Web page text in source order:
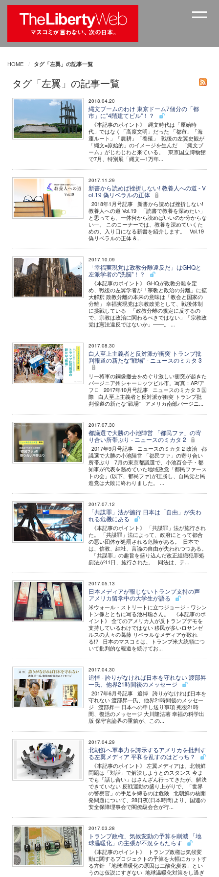
HOME タグ「左翼」の記事一覧
タグ「左翼」の記事一覧
2018.04.20
縄文ブームのわけ 東京ドーム7個分の「都
市」に"4階建てビル"！？
《本記事のポイント》 縄文時代は「原始時
代」ではなく「高度文明」だった 「都市」「海
運ルート」「農耕」「養殖」 戦後の左翼史観が
「縄文=原始的」のイメージを生んだ 「縄文ブ
ーム」がじわじわと来ている。 東京国立博物館
で7月、特別展「縄文―1万年...
2017.11.29
新書から読めば挫折しない! 教養人への道 - V
ol.19 偽リベラルの正体
2018年1月号記事 新書から読めば挫折しない!
教養人への道 Vol.19 「読書で教養を深めたい」
と思っても、一体何から読めばいいのか分からな
い―。 このコーナーでは、教養を深めていくた
めの、入り口になる新書を紹介します。 Vol.19
偽リベラルの正体 &...
2017.10.09
「幸福実現党は政教分離違反だ」はGHQと
左派学者の"洗脳"！？
《本記事のポイント》 GHQが政教分離を定
め、戦後の左翼学者が「宗教と政治の分離」に拡
大解釈 政教分離の本来の意味は「教会と国家の
分離」 幸福実現党は宗教政党として、戦後体制
に挑戦している 「政教分離の規定に反するの
で、宗教は政治に関わるべきではない」「宗教政
党は憲法違反ではないか」――。 ...
2017.08.30
白人至上主義者と反対派が衝突 トランプ批
判報道の新たな“戦場” - ニュースのミカタ 3
リー将軍の銅像撤去をめぐり激しい衝突が起きた
バージニア州シャーロッツビル市。写真：AP/ア
フロ 2017年10月号記事 ニュースのミカタ 3 国
際 白人至上主義者と反対派が衝突 トランプ批
判報道の新たな“戦場” アメリカ南部バージニ...
2017.07.30
都議選で大勝の小池陣営 「都民ファ」の寄
り合い所帯ぶり - ニュースのミカタ 2
2017年9月号記事 ニュースのミカタ 2 政治 都
議選で大勝の小池陣営 「都民ファ」の寄り合い
所帯ぶり 7月の東京都議選で、小池百合子・都
知事が代表を務めていた地域政党「都民ファース
トの会」(以下、都民ファ)が圧勝し、自民党と民
進党は大敗に終わりました。 ...
2017.07.12
「共謀罪」法が施行 日本は「自由」が失わ
れる危機にある
《本記事のポイント》 「共謀罪」法が施行され
た。 「共謀罪」法によって、政府にとって都合
の悪い団体が処罰される危険がある。 日本で
は、信教、結社、言論の自由が失われつつある。
「共謀罪」の趣旨を盛り込んだ改正組織犯罪処
罰法が11日、施行された。 同法は、テ...
2017.05.13
日本メディアが報じないトランプ支持の声
アメリカ留学中の大学生が語る
米ウォール・ストリートに立つジョージ・ワシン
トン像とともに写る池村聡さん。 《本記事のポ
イント》 全てのアメリカ人が反トランプデモを
支持しているわけではない 移民が多いロサンゼ
ルスの人々の葛藤 リベラルなメディアが敗れ
る!? 日本のマスコミは、トランプ米大統領につ
いて批判的な報道を続けてお...
2017.04.30
追悼 - 誇りがなければ日本を守れない 渡部昇
一氏、他界21時間後のメッセージ
2017年6月号記事 追悼 誇りがなければ日本を
守れない 渡部昇一氏、他界21時間後のメッセー
ジ 渡部昇一 日本への申し送り事項 死後21時
間、復活のメッセージ 大川隆法著 幸福の科学出
版 保守言論界の重鎮が、この...
2017.04.29
北朝鮮へ軍事力を誇示するアメリカを批判す
る左翼メディア 平和を乱すのはどっち？
《本記事のポイント》 左翼メディアは、北朝鮮
問題は「対話」で解決しようとのスタンス 今ま
でも「話し合い」はさんざん行ってきたが、解決
できていない 反戦運動の盛り上がりで、「世界
の警察官」の手足を縛るのは危険 北朝鮮の核開
発問題について、28日夜(日本時間)より、国連の
安全保障理事会で閣僚級会合が行...
2017.03.28
トランプ政権、気候変動の予算を削減 「地
球温暖化」の主張が不況をもたらす
《本記事のポイント》 トランプ政権は気候変
動に関するプロジェクトの予算を大幅にカットす
る方針 「地球温暖化の原因は二酸化炭素」とい
うのは仮説にすぎない 地球温暖化対策をし過ぎ